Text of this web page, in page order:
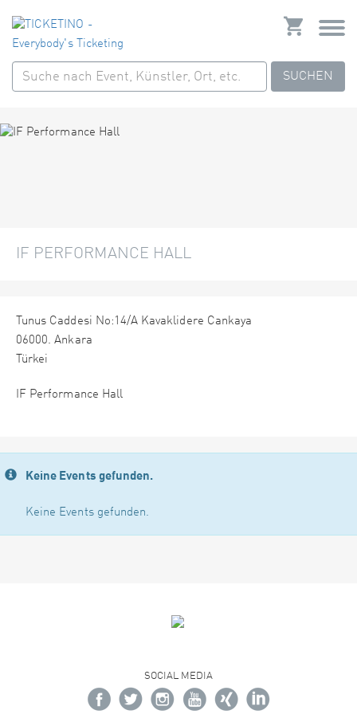
SUCHEN
IF PERFORMANCE HALL
Tunus Caddesi No:14/A Kavaklidere Cankaya
06000. Ankara
Türkei
IF Performance Hall
Keine Events gefunden.
Keine Events gefunden.
SOCIAL MEDIA